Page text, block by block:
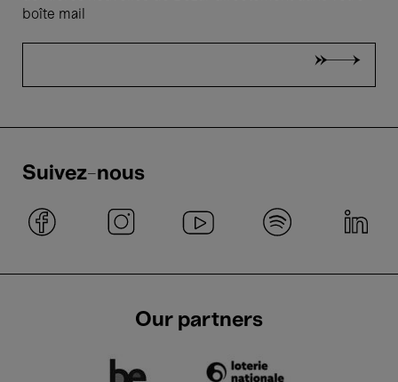
boîte mail
Suivez-nous
Our partners